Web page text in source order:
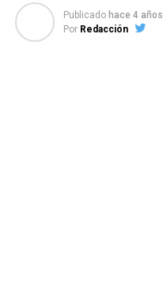
Publicado hace 4 años
Por Redacción